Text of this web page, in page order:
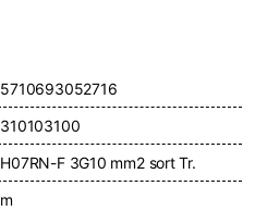
5710693052716
310103100
H07RN-F 3G10 mm2 sort Tr.
m